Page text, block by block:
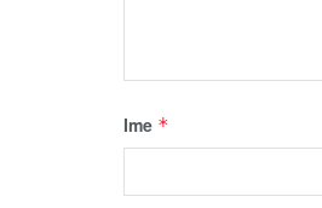
Ime *